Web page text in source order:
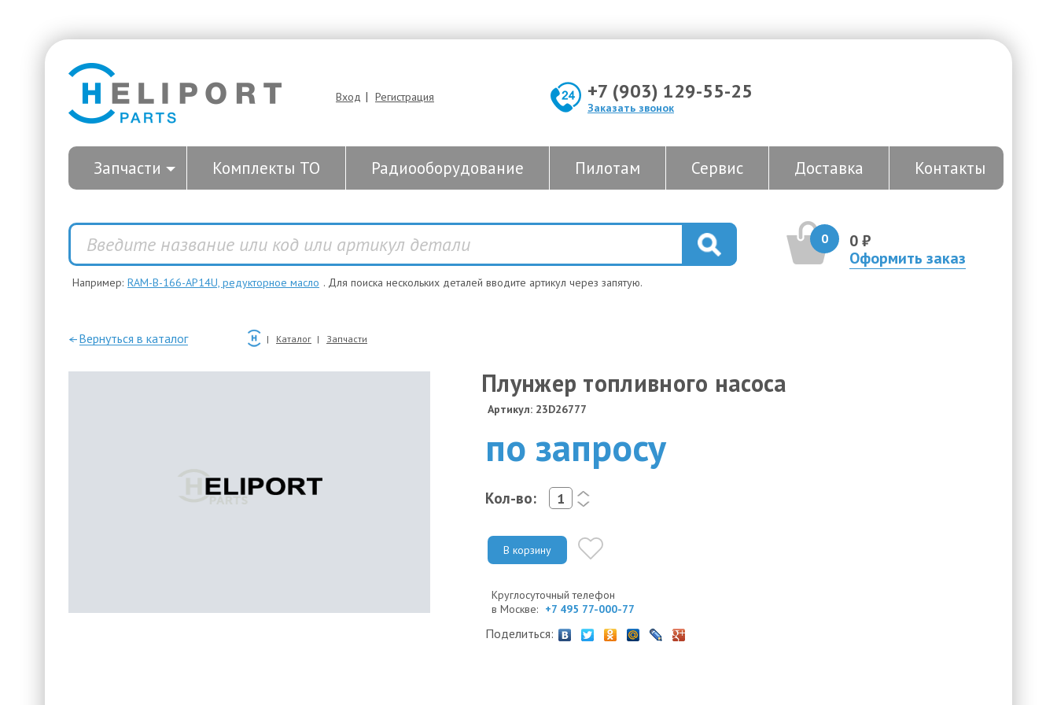
Вход | Регистрация +7 (903) 129-55-25
Заказать звонок
Запчасти Комплекты ТО Радиооборудование Пилотам Сервис Доставка Контакты
0
0 ₽
Оформить заказ
Например: RAM-B-166-AP14U, редукторное масло . Для поиска нескольких деталей вводите артикул через запятую.
—Вернуться в каталог Каталог Запчасти
Плунжер топливного насоса
Артикул: 23D26777
по запросу
Кол-во:
<
>
В корзину
Круглосуточный телефон
в Москве: +7 495 77-000-77
Поделиться: